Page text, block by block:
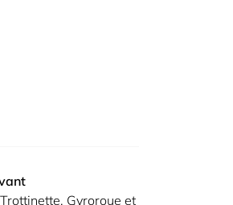
Gyroroue et